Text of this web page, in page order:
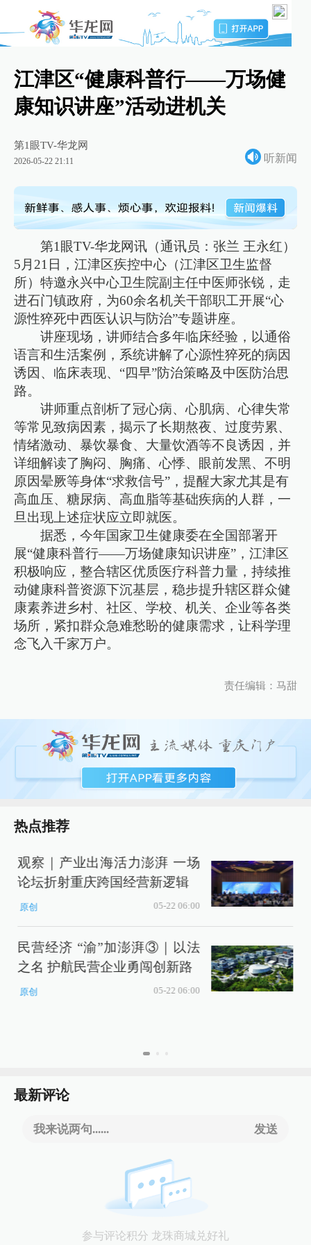
江津区“健康科普行——万场健
康知识讲座”活动进机关
第1眼TV-华龙网
2026-05-22 21:11 听新闻
第1眼TV-华龙网讯（通讯员：张兰 王永红）
5月21日，江津区疾控中心（江津区卫生监督
所）特邀永兴中心卫生院副主任中医师张锐，走
进石门镇政府，为60余名机关干部职工开展“心
源性猝死中西医认识与防治”专题讲座。
讲座现场，讲师结合多年临床经验，以通俗
语言和生活案例，系统讲解了心源性猝死的病因
诱因、临床表现、“四早”防治策略及中医防治思
路。
讲师重点剖析了冠心病、心肌病、心律失常
等常见致病因素，揭示了长期熬夜、过度劳累、
情绪激动、暴饮暴食、大量饮酒等不良诱因，并
详细解读了胸闷、胸痛、心悸、眼前发黑、不明
原因晕厥等身体“求救信号”，提醒大家尤其是有
高血压、糖尿病、高血脂等基础疾病的人群，一
旦出现上述症状应立即就医。
据悉，今年国家卫生健康委在全国部署开
展“健康科普行——万场健康知识讲座”，江津区
积极响应，整合辖区优质医疗科普力量，持续推
动健康科普资源下沉基层，稳步提升辖区群众健
康素养进乡村、社区、学校、机关、企业等各类
场所，紧扣群众急难愁盼的健康需求，让科学理
念飞入千家万户。
责任编辑：马甜
热点推荐
观察｜产业出海活力澎湃 一场
论坛折射重庆跨国经营新逻辑
原创 05-22 06:00
民营经济 “渝”加澎湃③｜以法
之名 护航民营企业勇闯创新路
原创 05-22 06:00
最新评论
我来说两句...... 发送
参与评论积分 龙珠商城兑好礼